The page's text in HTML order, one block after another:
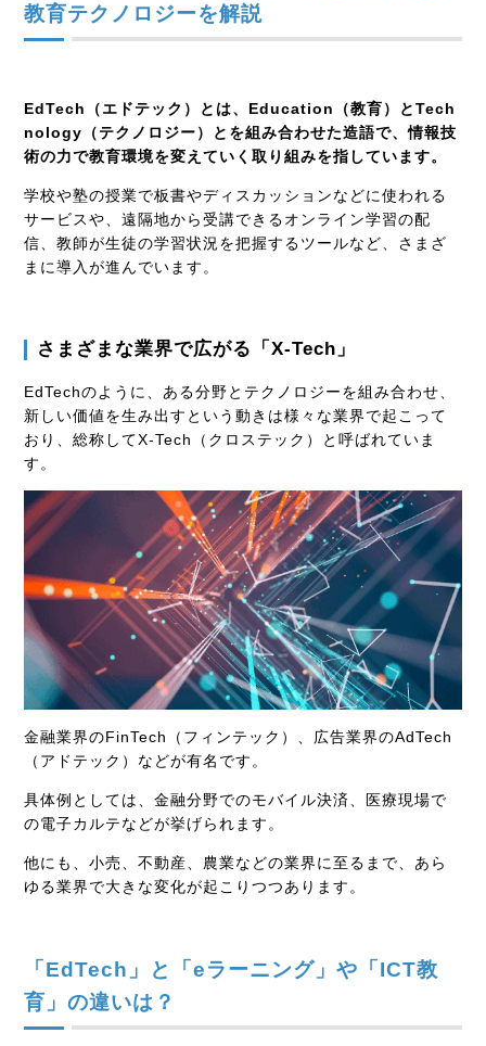
教育テクノロジーを解説
EdTech（エドテック）とは、Education（教育）とTech
nology（テクノロジー）とを組み合わせた造語で、情報技
術の力で教育環境を変えていく取り組みを指しています。
学校や塾の授業で板書やディスカッションなどに使われる
サービスや、遠隔地から受講できるオンライン学習の配
信、教師が生徒の学習状況を把握するツールなど、さまざ
まに導入が進んでいます。
さまざまな業界で広がる「X-Tech 」
EdTechのように、ある分野とテクノロジーを組み合わせ、
新しい価値を生み出すという動きは様々な業界で起こって
おり、総称してX-Tech
（クロステック）と呼ばれていま
す。
金融業界のFinTech （フィンテック）、広告業界のAdTech
（アドテック）などが有名です。
具体例としては、金融分野でのモバイル決済、医療現場で
の電子カルテなどが挙げられます。
他にも、小売、不動産、農業などの業界に至るまで、あら
ゆる業界で大きな変化が起こりつつあります。
「EdTech 」と「eラーニング」や「ICT教
育」の違いは？